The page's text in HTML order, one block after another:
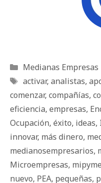
Categorías
Medianas Empresas
Etiquetas
activar, analistas,
comenzar, compañías,
eficiencia, empresas,
Ocupación, éxito, ideas,
innovar, más dinero,
medianosempresarios,
Microempresas,
nuevo, PEA, pequeñas,